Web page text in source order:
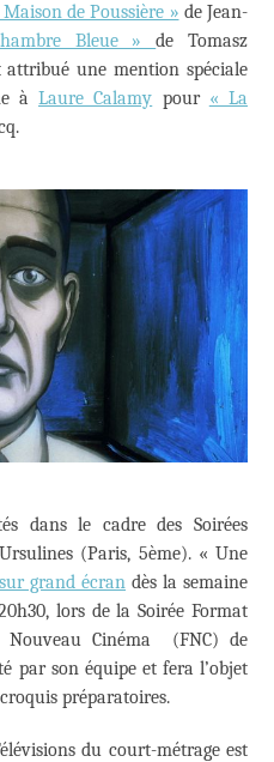
de Poussière » de Jean-
Bleue »de Tomasz
une mention spéciale
à Laure Calamy pour « La
dans le cadre des Soirées
(Paris, 5ème). « Une
grand écran dès la semaine
lors de la Soirée Format
Nouveau Cinéma (FNC) de
par son équipe et fera l’objet
préparatoires.
du court-métrage est